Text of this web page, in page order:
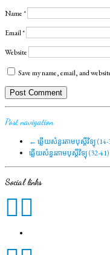
Name *
Email*
Website
Save my name, email, and
Post navigation
← ឆ្លើយសំនួរតាមបុស្តិ៍វិទ្យុ (14-
ឆ្លើយសំនួរតាមបុស្តិ៍វិទ្យុ (32-41)
Social links